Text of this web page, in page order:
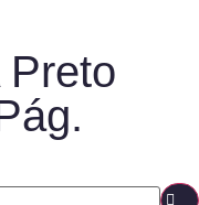
Preto